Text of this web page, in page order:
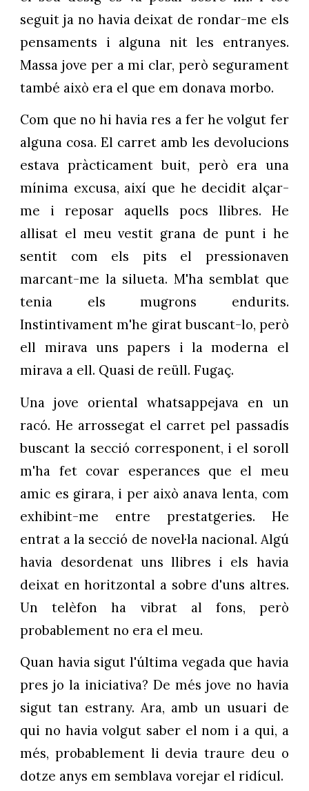
seguit ja no havia deixat de rondar-me els
pensaments i alguna nit les entranyes.
Massa jove per a mi clar, però segurament
també això era el que em donava morbo.
Com que no hi havia res a fer he volgut fer
alguna cosa. El carret amb les devolucions
estava pràcticament buit, però era una
mínima excusa, així que he decidit alçar-
me i reposar aquells pocs llibres. He
allisat el meu vestit grana de punt i he
sentit com els pits el pressionaven
marcant-me la silueta. M'ha semblat que
tenia els mugrons endurits.
Instintivament m'he girat buscant-lo, però
ell mirava uns papers i la moderna el
mirava a ell. Quasi de reüll. Fugaç.
Una jove oriental whatsappejava en un
racó. He arrossegat el carret pel passadís
buscant la secció corresponent, i el soroll
m'ha fet covar esperances que el meu
amic es girara, i per això anava lenta, com
exhibint-me entre prestatgeries. He
entrat a la secció de novel·la nacional. Algú
havia desordenat uns llibres i els havia
deixat en horitzontal a sobre d'uns altres.
Un telèfon ha vibrat al fons, però
probablement no era el meu.
Quan havia sigut l'última vegada que havia
pres jo la iniciativa? De més jove no havia
sigut tan estrany. Ara, amb un usuari de
qui no havia volgut saber el nom i a qui, a
més, probablement li devia traure deu o
dotze anys em semblava vorejar el ridícul.